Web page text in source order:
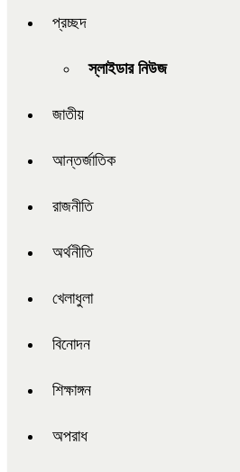
প্রচ্ছদ
স্লাইডার নিউজ
জাতীয়
আন্তর্জাতিক
রাজনীতি
অর্থনীতি
খেলাধুলা
বিনোদন
শিক্ষাঙ্গন
অপরাধ